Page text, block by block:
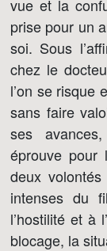
vue et la
prise pour un
soi. Sous
chez le
l’on se risque
sans faire
ses
éprouve pour
deux
intenses du
l’hostilité et à
blocage, la